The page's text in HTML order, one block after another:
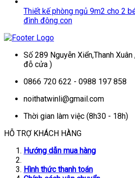
Thiết kế phòng ngủ 9m2 cho 2
đình đông con
Số 289 Nguyễn Xiển,Thanh
đỗ cửa )
0866 720 622 - 0988 197 858
noithatwinli@gmail.com
Thời gian làm việc (8h30 - 18h)
HỖ TRỢ KHÁCH HÀNG
Hướng dẫn mua hàng
Hình thức thanh toán